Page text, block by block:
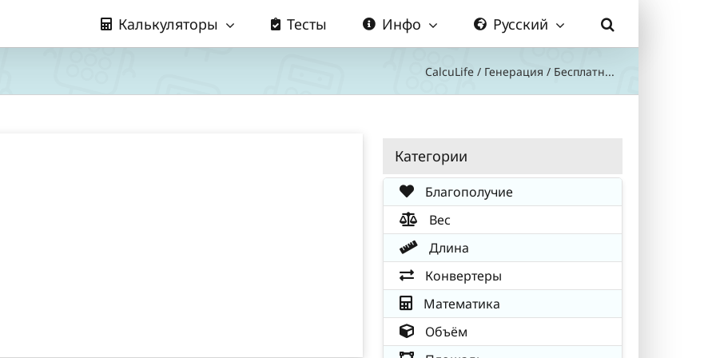
Калькуляторы Тесты Инфо Русский
CalcuLife / Генерация / Бесплатн...
Категории
Благополучие
Вес
Длина
Конвертеры
Математика
Объём